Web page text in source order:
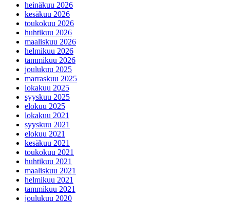
heinäkuu 2026
kesäkuu 2026
toukokuu 2026
huhtikuu 2026
maaliskuu 2026
helmikuu 2026
tammikuu 2026
joulukuu 2025
marraskuu 2025
lokakuu 2025
syyskuu 2025
elokuu 2025
lokakuu 2021
syyskuu 2021
elokuu 2021
kesäkuu 2021
toukokuu 2021
huhtikuu 2021
maaliskuu 2021
helmikuu 2021
tammikuu 2021
joulukuu 2020